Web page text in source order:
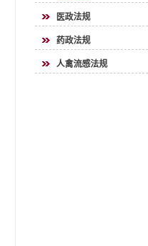
医政法规
药政法规
人禽流感法规